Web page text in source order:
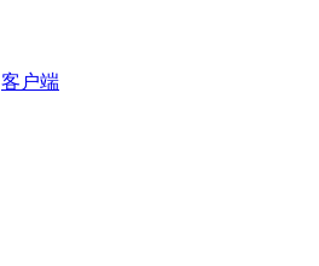
客户端